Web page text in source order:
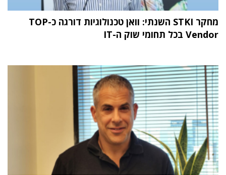
מחקר STKI השנתי: וואן טכנולוגיות דורגה כ-TOP
Vendor בכל תחומי שוק ה-IT